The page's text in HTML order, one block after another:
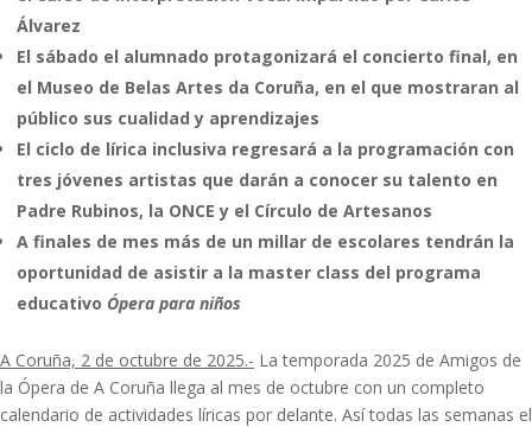
Álvarez
El sábado el alumnado protagonizará el concierto final, en
el Museo de Belas Artes da Coruña, en el que mostraran al
público sus cualidad y aprendizajes
El ciclo de lírica inclusiva regresará a la programación con
tres jóvenes artistas que darán a conocer su talento en
Padre Rubinos, la ONCE y el Círculo de Artesanos
A finales de mes más de un millar de escolares tendrán la
oportunidad de asistir a la master class del programa
educativo Ópera para niños
A Coruña, 2 de octubre de 2025.- La temporada 2025 de Amigos de
la Ópera de A Coruña llega al mes de octubre con un completo
calendario de actividades líricas por delante. Así todas las semanas el